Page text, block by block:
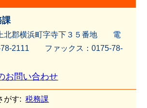
北郡横浜町字寺下３５番地 電
78-2111 ファッ クス：0175-78-
お問い合わせ
がす:税務課